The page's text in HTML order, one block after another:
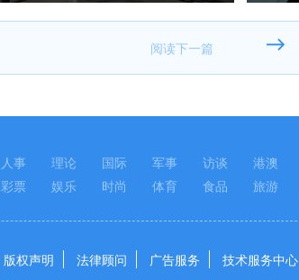
人事 理论 国际 军事 访谈 港澳
彩票 娱乐 时尚 体育 食品 旅游
版权声明 法律顾问 广告服务 技术服务中心